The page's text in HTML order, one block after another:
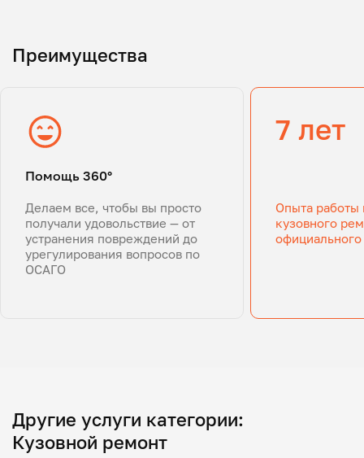
Преимущества
Помощь 360°
Делаем все, чтобы вы просто
получали удовольствие — от
устранения повреждений до
урегулирования вопросов по
ОСАГО
7 лет
Опыта работы
кузовного
Другие услуги категории:
Кузовной ремонт